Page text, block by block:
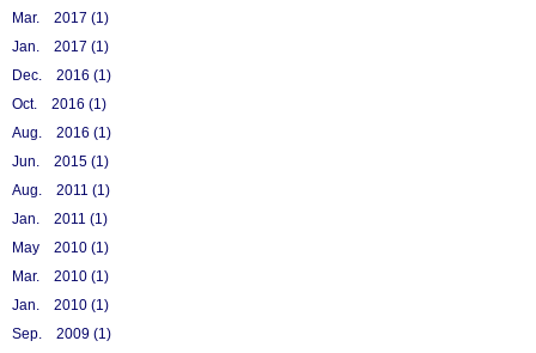
Mar. 2017 (1)
Jan. 2017 (1)
Dec. 2016 (1)
Oct. 2016 (1)
Aug. 2016 (1)
Jun. 2015 (1)
Aug. 2011 (1)
Jan. 2011 (1)
May 2010 (1)
Mar. 2010 (1)
Jan. 2010 (1)
Sep. 2009 (1)